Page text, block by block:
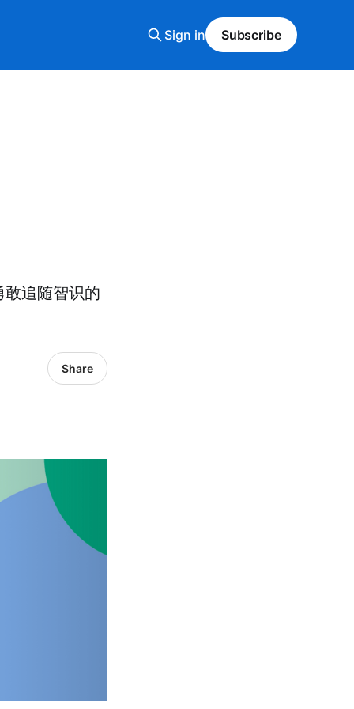
Sign in Subscribe
追随智识的
Share